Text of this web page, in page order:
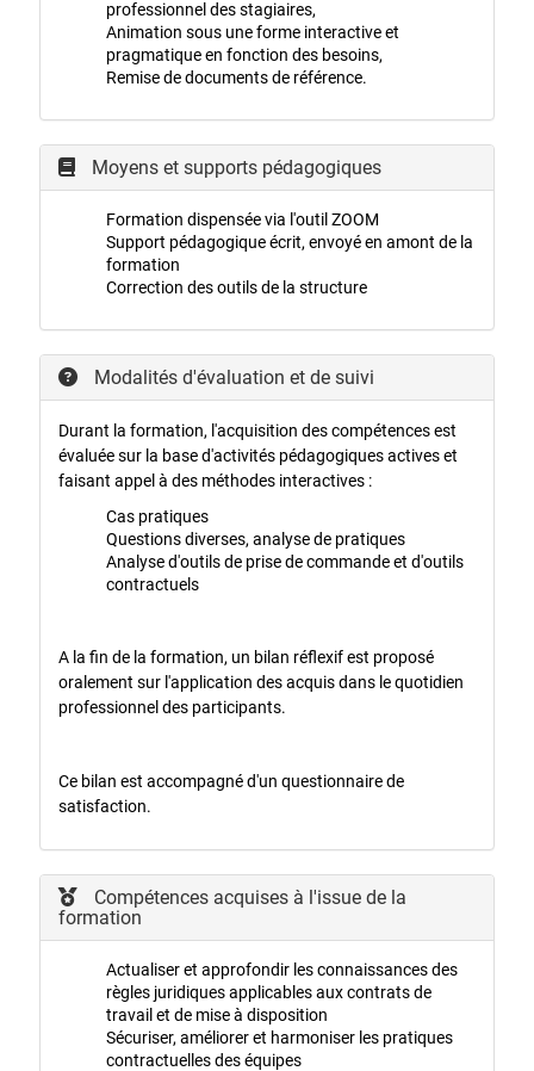
professionnel des stagiaires,
Animation sous une forme interactive et
pragmatique en fonction des besoins,
Remise de documents de référence.
Moyens et supports pédagogiques
Formation dispensée via l'outil ZOOM
Support pédagogique écrit, envoyé en amont de la
formation
Correction des outils de la structure
Modalités d'évaluation et de suivi
Durant la formation, l'acquisition des compétences est
évaluée sur la base d'activités pédagogiques actives et
faisant appel à des méthodes interactives :
Cas pratiques
Questions diverses, analyse de pratiques
Analyse d'outils de prise de commande et d'outils
contractuels
A la fin de la formation, un bilan réflexif est proposé
oralement sur l'application des acquis dans le quotidien
professionnel des participants.
Ce bilan est accompagné d'un questionnaire de
satisfaction.
Compétences acquises à l'issue de la
formation
Actualiser et approfondir les connaissances des
règles juridiques applicables aux contrats de
travail et de mise à disposition
Sécuriser, améliorer et harmoniser les pratiques
contractuelles des équipes